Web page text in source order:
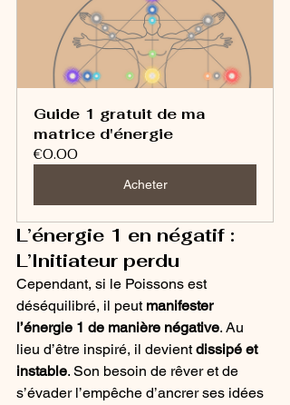
Guide 1 gratuit de ma
matrice d'énergie
€0.00
Acheter
L’énergie 1 en négatif :
L’Initiateur perdu
Cependant, si le Poissons est
déséquilibré, il peut manifester
l’énergie 1 de manière négative. Au
lieu d’être inspiré, il devient dissipé et
instable. Son besoin de rêver et de
s’évader l’empêche d’ancrer ses idées